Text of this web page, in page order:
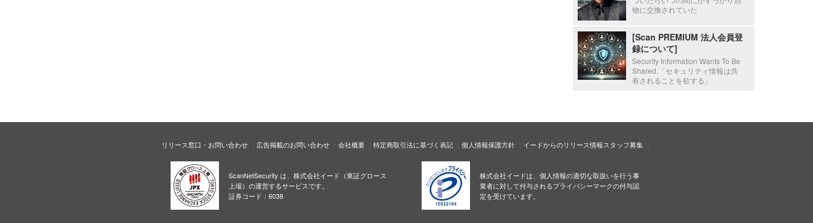
物に交換されていた
[Scan PREMIUM 法人会員登
録について]
Security Information Wants To Be
Shared.「セキュリティ情報は共
有されることを欲する」
リリース窓口・お問い合わせ 広告掲載のお問い合わせ 会社概要 特定商取引法に基づく表記 個人情報保護方針 イードからのリリース情報スタッフ募集
ScanNetSecurity は、株式会社イード（東証グロース
上場）の運営するサービスです。
証券コード：6038
株式会社イードは、個人情報の適切な取扱いを行う事
業者に対して付与されるプライバシーマークの付与認
定を受けています。